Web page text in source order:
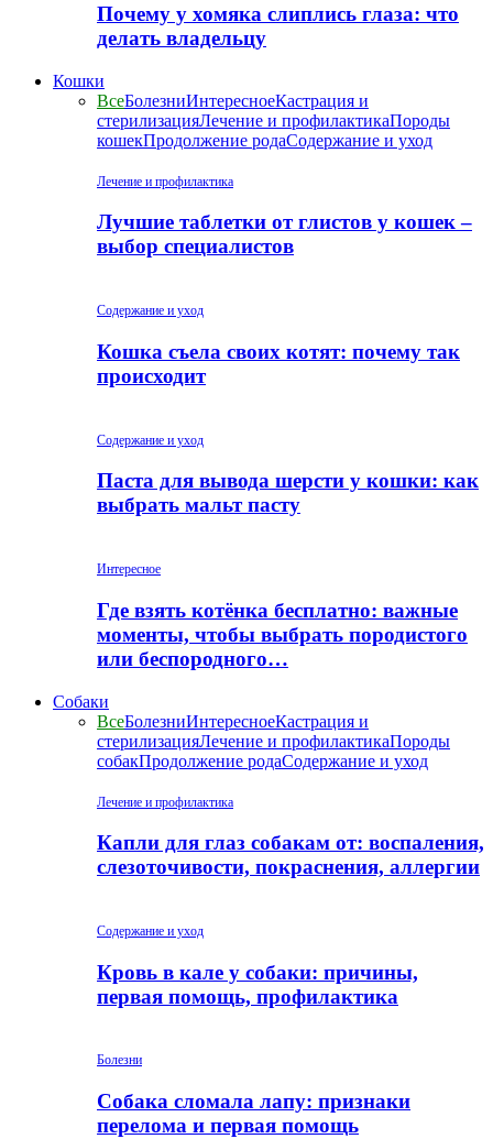
Почему у хомяка слиплись глаза: что
делать владельцу
Кошки
ВсеБолезниИнтересноеКастрация и
стерилизацияЛечение и профилактикаПороды
кошекПродолжение родаСодержание и уход
Лечение и профилактика
Лучшие таблетки от глистов у кошек –
выбор специалистов
Содержание и уход
Кошка съела своих котят: почему так
происходит
Содержание и уход
Паста для вывода шерсти у кошки: как
выбрать мальт пасту
Интересное
Где взять котёнка бесплатно: важные
моменты, чтобы выбрать породистого
или беспородного…
Собаки
ВсеБолезниИнтересноеКастрация и
стерилизацияЛечение и профилактикаПороды
собакПродолжение родаСодержание и уход
Лечение и профилактика
Капли для глаз собакам от: воспаления,
слезоточивости, покраснения, аллергии
Содержание и уход
Кровь в кале у собаки: причины,
первая помощь, профилактика
Болезни
Собака сломала лапу: признаки
перелома и первая помощь